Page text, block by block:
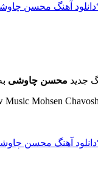
آهنگ محسن
جدید محسن چاوشی
Mohsen
آهنگ محسن